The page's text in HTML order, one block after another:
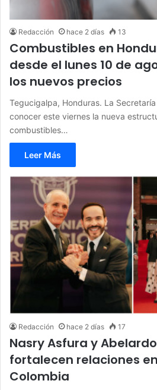
Redacción hace 2 días 13
Combustibles en
desde el lunes 10 de
los nuevos precios
Tegucigalpa, Honduras. La
conocer este viernes la nueva
combustibles…
Leer Más
Redacción hace 2 días 17
Nasry Asfura y
fortalecen relaciones
Colombia